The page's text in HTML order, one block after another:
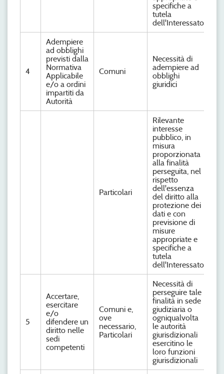
specifiche a
tutela
dell'Interessato
4
Adempiere
ad obblighi
previsti dalla
Normativa
Applicabile
e/o a ordini
impartiti da
Autorità
Comuni
Necessità di
adempiere ad
obblighi
giuridici
Particolari
Rilevante
interesse
pubblico, in
misura
proporzionata
alla finalità
perseguita, nel
rispetto
dell'essenza
del diritto alla
protezione dei
dati e con
previsione di
misure
appropriate e
specifiche a
tutela
dell'Interessato
5
Accertare,
esercitare
e/o
difendere un
diritto nelle
sedi
competenti
Comuni e,
ove
necessario,
Particolari
Necessità di
perseguire tale
finalità in sede
giudiziaria o
ogniqualvolta
le autorità
giurisdizionali
esercitino le
loro funzioni
giurisdizionali